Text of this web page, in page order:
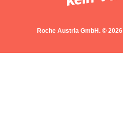
Roche Austria GmbH. © 2026